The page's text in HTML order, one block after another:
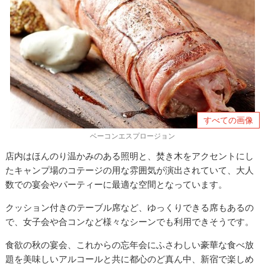
すべての画像
ベーコンエスプロージョン
店内はほんのり温かみのある照明と、焚き木をアクセントにし
たキャンプ場のコテージの用な雰囲気が演出されていて、大人
数での宴会やパーティーに最適な空間となっています。
クッション付きのテーブル席など、ゆっくりできる席もあるの
で、女子会や合コンなど様々なシーンでも利用できそうです。
食欲の秋の宴会、これからの忘年会にふさわしい豪華な食べ放
題を美味しいアルコールと共に都心のど真ん中、新宿で楽しめ